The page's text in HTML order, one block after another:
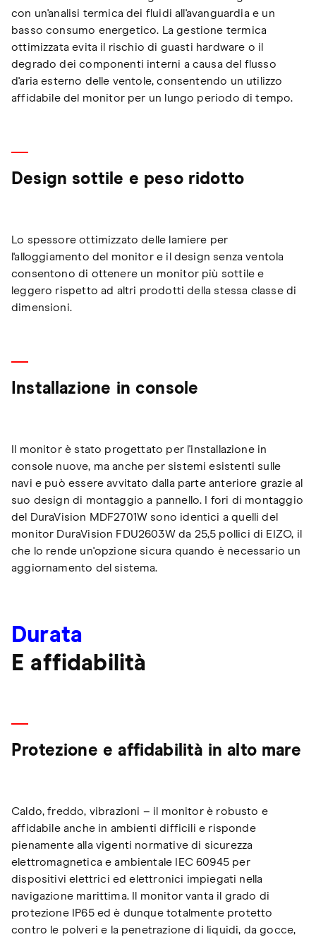
con un'analisi termica dei fluidi all'avanguardia e un
basso consumo energetico. La gestione termica
ottimizzata evita il rischio di guasti hardware o il
degrado dei componenti interni a causa del flusso
d'aria esterno delle ventole, consentendo un utilizzo
affidabile del monitor per un lungo periodo di tempo.
Design sottile e peso ridotto
Lo spessore ottimizzato delle lamiere per
l'alloggiamento del monitor e il design senza ventola
consentono di ottenere un monitor più sottile e
leggero rispetto ad altri prodotti della stessa classe di
dimensioni.
Installazione in console
Il monitor è stato progettato per l'installazione in
console nuove, ma anche per sistemi esistenti sulle
navi e può essere avvitato dalla parte anteriore grazie al
suo design di montaggio a pannello. I fori di montaggio
del DuraVision MDF2701W sono identici a quelli del
monitor DuraVision FDU2603W da 25,5 pollici di EIZO, il
che lo rende un'opzione sicura quando è necessario un
aggiornamento del sistema.
Durata
E affidabilità
Protezione e affidabilità in alto mare
Caldo, freddo, vibrazioni – il monitor è robusto e
affidabile anche in ambienti difficili e risponde
pienamente alla vigenti normative di sicurezza
elettromagnetica e ambientale IEC 60945 per
dispositivi elettrici ed elettronici impiegati nella
navigazione marittima. Il monitor vanta il grado di
protezione IP65 ed è dunque totalmente protetto
contro le polveri e la penetrazione di liquidi, da gocce,